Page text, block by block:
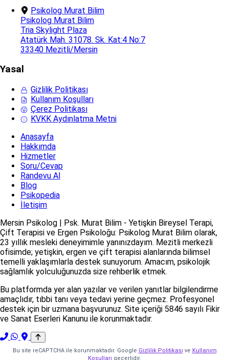
Psikolog Murat Bilim
Psikolog Murat Bilim
Tria Skylight Plaza
Atatürk Mah. 31078. Sk. Kat:4 No:7
33340 Mezitli/Mersin
Yasal
Gizlilik Politikası
Kullanım Koşulları
Çerez Politikası
KVKK Aydınlatma Metni
Anasayfa
Hakkımda
Hizmetler
Soru/Cevap
Randevu Al
Blog
Psikopedia
İletişim
Mersin Psikolog | Psk. Murat Bilim - Yetişkin Bireysel Terapi,
Çift Terapisi ve Ergen Psikoloğu: Psikolog Murat Bilim olarak,
23 yıllık mesleki deneyimimle yanınızdayım. Mezitli merkezli
ofisimde; yetişkin, ergen ve çift terapisi alanlarında bilimsel
temelli yaklaşımlarla destek sunuyorum. Amacım, psikolojik
sağlamlık yolculuğunuzda size rehberlik etmek.
Bu platformda yer alan yazılar ve verilen yanıtlar bilgilendirme
amaçlıdır, tıbbi tanı veya tedavi yerine geçmez. Profesyonel
destek için bir uzmana başvurunuz. Site içeriği 5846 sayılı Fikir
ve Sanat Eserleri Kanunu ile korunmaktadır.
Bu site reCAPTCHA ile korunmaktadır. Google Gizlilik Politikası ve Kullanım
Koşulları geçerlidir.